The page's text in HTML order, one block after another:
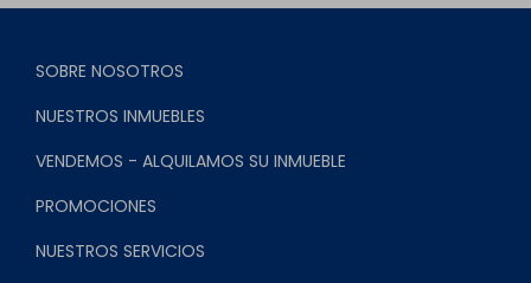
SOBRE NOSOTROS
NUESTROS INMUEBLES
VENDEMOS - ALQUILAMOS SU INMUEBLE
PROMOCIONES
NUESTROS SERVICIOS